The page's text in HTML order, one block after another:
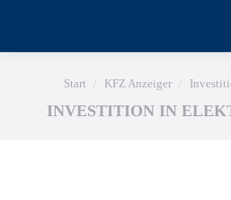
Sie befinden sich hier:
Start KFZ Anzeiger
INVESTITION IN